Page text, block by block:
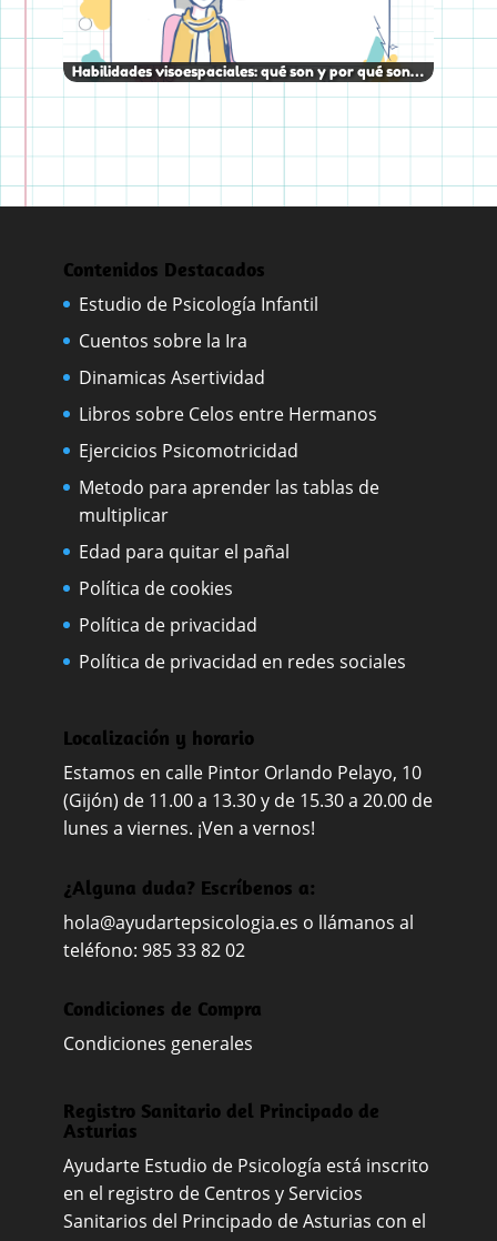
Habilidades visoespaciales: qué son y por qué son…
Contenidos Destacados
Estudio de Psicología Infantil
Cuentos sobre la Ira
Dinamicas Asertividad
Libros sobre Celos entre Hermanos
Ejercicios Psicomotricidad
Metodo para aprender las tablas de
multiplicar
Edad para quitar el pañal
Política de cookies
Política de privacidad
Política de privacidad en redes sociales
Localización y horario
Estamos en calle Pintor Orlando Pelayo, 10
(Gijón) de 11.00 a 13.30 y de 15.30 a 20.00 de
lunes a viernes. ¡Ven a vernos!
¿Alguna duda? Escríbenos a:
hola@ayudartepsicologia.es o llámanos al
teléfono: 985 33 82 02
Condiciones de Compra
Condiciones generales
Registro Sanitario del Principado de
Asturias
Ayudarte Estudio de Psicología está inscrito
en el registro de Centros y Servicios
Sanitarios del Principado de Asturias con el